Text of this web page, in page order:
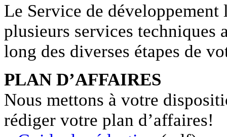
Le Service de
plusieurs services techniques
long des diverses étapes de
PLAN D’AFFAIRES
Nous mettons à votre
rédiger votre plan d’affaires!